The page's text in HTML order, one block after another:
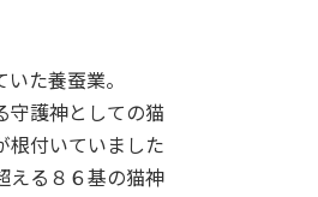
た養蚕業。
守護神としての猫
根付いていました
える８６基の猫神